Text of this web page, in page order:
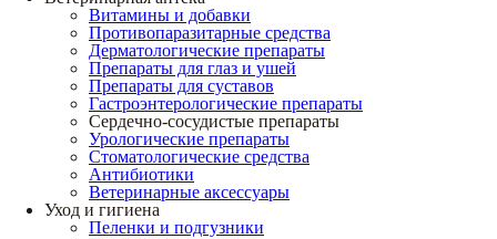
Витамины и добавки
Противопаразитарные средства
Дерматологические препараты
Препараты для глаз и ушей
Препараты для суставов
Гастроэнтерологические препараты
Сердечно-сосудистые препараты
Урологические препараты
Стоматологические средства
Антибиотики
Ветеринарные аксессуары
Уход и гигиена
Пеленки и подгузники